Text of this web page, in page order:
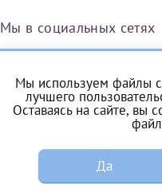
Мы в социальных сетях
Вконтакте Одноклассники
Комендантский проспект,
Мы используем файлы
лучшего
Оставаясь на сайте, вы
Да
ЗАПИСЬ